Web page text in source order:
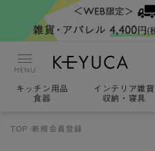
MENU
キッチン用品
食器
インテリア雑貨
収納・寝具
TOP 新規会員登録